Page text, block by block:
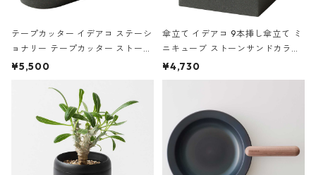
テープカッター イデアコ ステーシ
ョナリー テープカッター ストーン
サンドカラー 石調 ideaco Station
¥5,500
傘立て イデアコ 9本挿し傘立て ミ
ニキューブ ストーンサンドカラー
石調 ideaco Umbrella Stand CUB
E ストーンサンドブラック
¥4,730